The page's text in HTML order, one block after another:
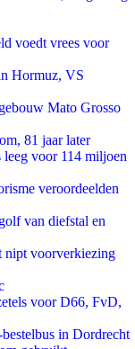
voedt vrees voor
Hormuz, VS
Mato Grosso
81 jaar later
voor 114 miljoen
veroordeelden
van diefstal en
nipt voorverkiezing
voor D66, FvD,
in Dordrecht